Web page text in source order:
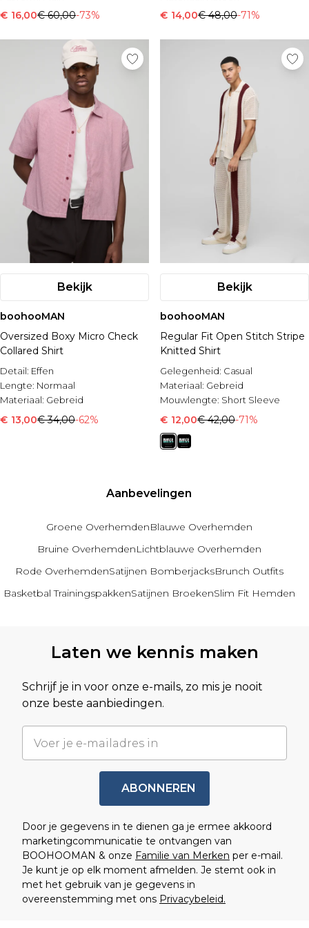
€ 16,00€ 60,00-73% € 14,00€ 48,00-71%
Bekijk
boohooMAN
Oversized Boxy Micro Check
Collared Shirt
Detail: Effen
Lengte: Normaal
Materiaal: Gebreid
€ 13,00€ 34,00-62%
Bekijk
boohooMAN
Regular Fit Open Stitch Stripe
Knitted Shirt
Gelegenheid: Casual
Materiaal: Gebreid
Mouwlengte: Short Sleeve
€ 12,00€ 42,00-71%
Aanbevelingen
Groene OverhemdenBlauwe Overhemden
Bruine OverhemdenLichtblauwe Overhemden
Rode OverhemdenSatijnen BomberjacksBrunch Outfits
Basketbal TrainingspakkenSatijnen BroekenSlim Fit Hemden
Laten we kennis maken
Schrijf je in voor onze e-mails, zo mis je nooit
onze beste aanbiedingen.
ABONNEREN
Door je gegevens in te dienen ga je ermee akkoord
marketingcommunicatie te ontvangen van
BOOHOOMAN & onze Familie van Merken per e-mail.
Je kunt je op elk moment afmelden. Je stemt ook in
met het gebruik van je gegevens in
overeenstemming met ons Privacybeleid.